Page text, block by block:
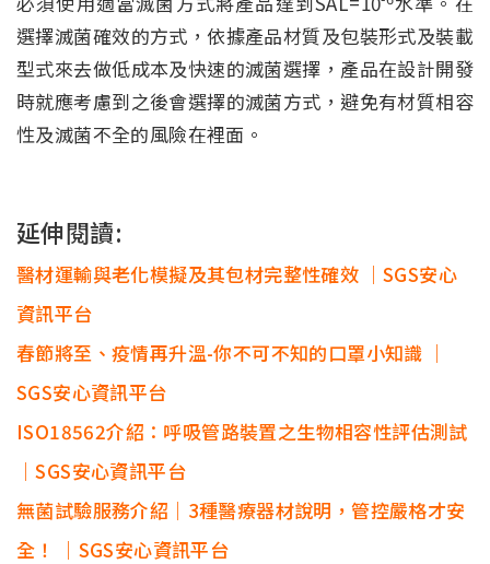
選擇滅菌確效的方式，依據產品材質及包裝形式及裝載
型式來去做低成本及快速的滅菌選擇，產品在設計開發
時就應考慮到之後會選擇的滅菌方式，避免有材質相容
性及滅菌不全的風險在裡面。
延伸閱讀:
醫材運輸與老化模擬及其包材完整性確效 ｜SGS安心
資訊平台
春節將至、疫情再升溫-你不可不知的口罩小知識 ｜
SGS安心資訊平台
ISO18562介紹：呼吸管路裝置之生物相容性評估測試
｜SGS安心資訊平台
無菌試驗服務介紹｜3種醫療器材說明，管控嚴格才安
全！ ｜SGS安心資訊平台